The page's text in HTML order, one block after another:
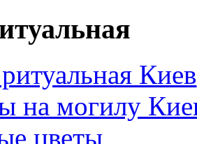
Киев
на могилу
цветы